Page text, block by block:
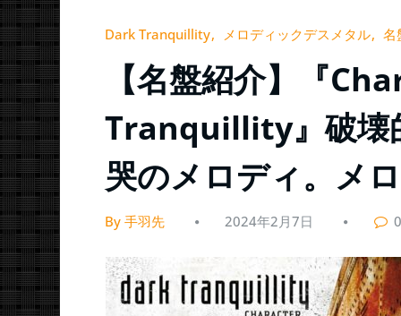
Dark Tranquillity メロディックデスメタル 名
【名盤紹介】『
Tranquillity』破壊
哭のメロディ。メ
By 手羽先 2024年2月7日 0